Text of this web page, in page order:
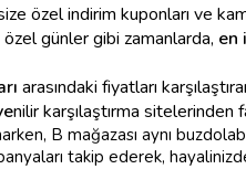
özel indirim kuponları ve
günler gibi zamanlarda, en
arasındaki fiyatları
nilir karşılaştırma sitelerinden
B mağazası aynı
takip ederek,